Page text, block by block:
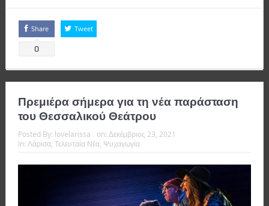
Share
0
Tweet
Πρεμιέρα σήμερα για τη νέα παράσταση
του Θεσσαλικού Θεάτρου
Posted By: lovelarissa on: Δεκέμβριος 23, 2021
In: Λάρισα Τελευταία Νέα Ψυχαγωγία